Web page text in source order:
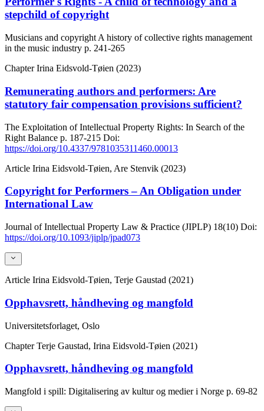
stepchild of copyright
Musicians and copyright A history of collective rights management
in the music industry p. 241-265
ChapterIrina Eidsvold-Tøien (2023)
Remunerating authors and performers: Are
statutory fair compensation provisions sufficient?
The Exploitation of Intellectual Property Rights: In Search of the
Right Balance p. 187-215 Doi:
https://doi.org/10.4337/9781035311460.00013
Article Irina Eidsvold-Tøien, Are Stenvik (2023)
Copyright for Performers – An Obligation under
International Law
Journal of Intellectual Property Law & Practice (JIPLP) 18(10) Doi:
https://doi.org/10.1093/jiplp/jpad073
Article Irina Eidsvold-Tøien, Terje Gaustad (2021)
Opphavsrett, håndheving og mangfold
Universitetsforlaget, Oslo
ChapterTerje Gaustad, Irina Eidsvold-Tøien (2021)
Opphavsrett, håndheving og mangfold
Mangfold i spill: Digitalisering av kultur og medier i Norge p. 69-82